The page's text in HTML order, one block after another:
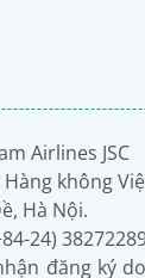
Airlines JSC
không
Hà Nội.
24)
đăng ký